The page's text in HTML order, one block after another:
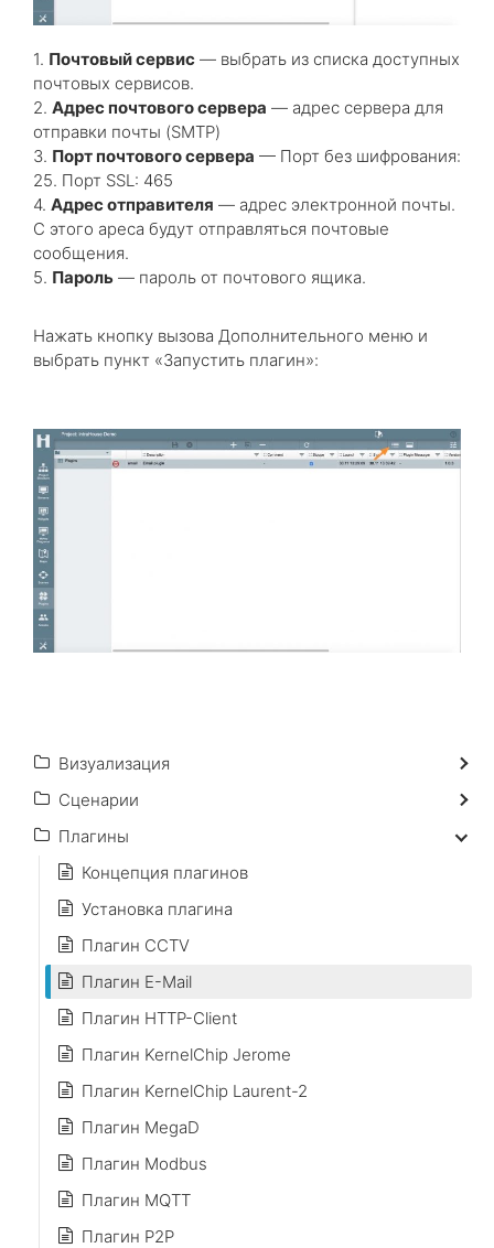
1. Почтовый сервис — выбрать из списка доступных
почтовых сервисов.
2. Адрес почтового сервера — адрес сервера для
отправки почты (SMTP)
3. Порт почтового сервера — Порт без шифрования:
25. Порт SSL: 465
4. Адрес отправителя — адрес электронной почты.
С этого ареса будут отправляться почтовые
сообщения.
5. Пароль — пароль от почтового ящика.
Нажать кнопку вызова Дополнительного меню и
выбрать пункт «Запустить плагин»:
Визуализация
Сценарии
Плагины
Концепция плагинов
Установка плагина
Плагин CCTV
Плагин E-Mail
Плагин HTTP-Client
Плагин KernelChip Jerome
Плагин KernelChip Laurent-2
Плагин MegaD
Плагин Modbus
Плагин MQTT
Плагин P2P